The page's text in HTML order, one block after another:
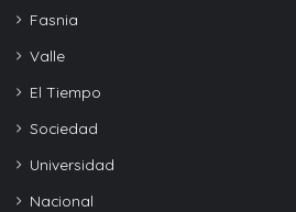
Fasnia
Valle
El Tiempo
Sociedad
Universidad
Nacional